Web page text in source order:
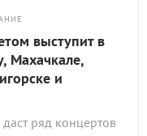
выступит в
Махачкале,
и
ряд концертов